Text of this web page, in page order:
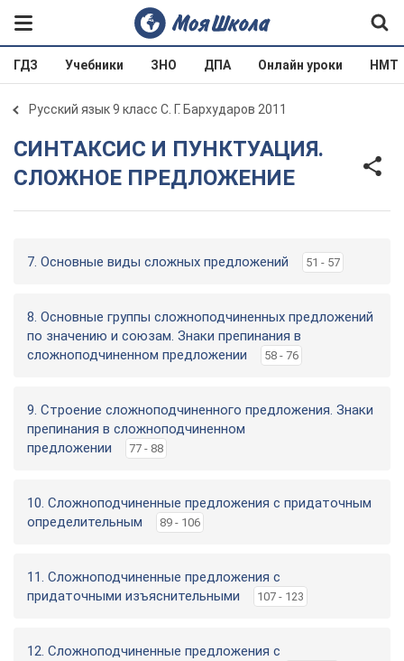
ГДЗ Учебники ЗНО ДПА Онлайн уроки НМТ
Русский язык 9 класс С. Г. Бархударов 2011
СИНТАКСИС И ПУНКТУАЦИЯ.
СЛОЖНОЕ ПРЕДЛОЖЕНИЕ
7. Основные виды сложных предложений 51 - 57
8. Основные группы сложноподчиненных предложений
по значению и союзам. Знаки препинания в
сложноподчиненном предложении
58 - 76
9. Строение сложноподчиненного предложения. Знаки
препинания в сложноподчиненном
предложении
77 - 88
10. Сложноподчиненные предложения с придаточным
определительным
89 - 106
11. Сложноподчиненные предложения с
придаточными изъяснительными
107 - 123
12. Сложноподчиненные предложения с